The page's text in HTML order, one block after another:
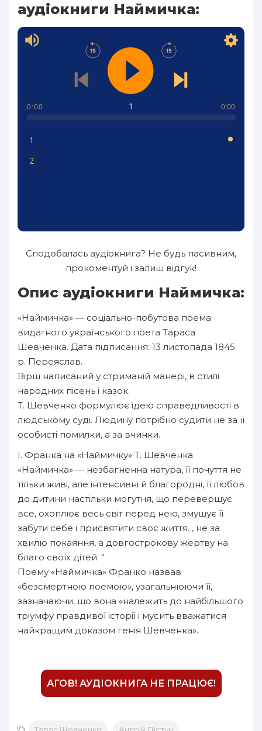
аудіокниги Наймичка:
1
0:00 0:00
1
2
Сподобалась аудіокнига? Не будь пасивним,
прокоментуй і залиш відгук!
Опис аудіокниги Наймичка:
«Наймичка» — соціально-побутова поема
видатного українського поета Тараса
Шевченка. Дата підписання: 13 листопада 1845
р. Переяслав.
Вірш написаний у стриманій манері, в стилі
народних пісень і казок.
Т. Шевченко формулює ідею справедливості в
людському суді. Людину потрібно судити не за її
особисті помилки, а за вчинки.
І. Франка на «Наймичку» Т. Шевченка
«Наймичка» — незбагненна натура, її почуття не
тільки живі, але інтенсивні й благородні, її любов
до дитини настільки могутня, що перевершує
все, охоплює весь світ перед нею, змушує її
забути себе і присвятити своє життя. , не за
хвилю покаяння, а довгострокову жертву на
благо своїх дітей. "
Поему «Наймичка» Франко назвав
«безсмертною поемою», узагальнюючи її,
зазначаючи, що вона «належить до найбільшого
тріумфу правдивої історії і мусить вважатися
найкращим доказом генія Шевченка».
АГОВ! АУДІОКНИГА НЕ ПРАЦЮЄ!